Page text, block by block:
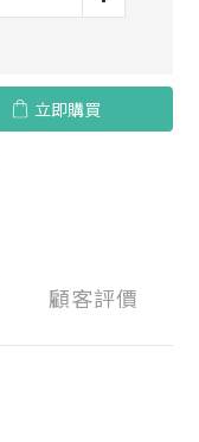
立即購買
顧客評價